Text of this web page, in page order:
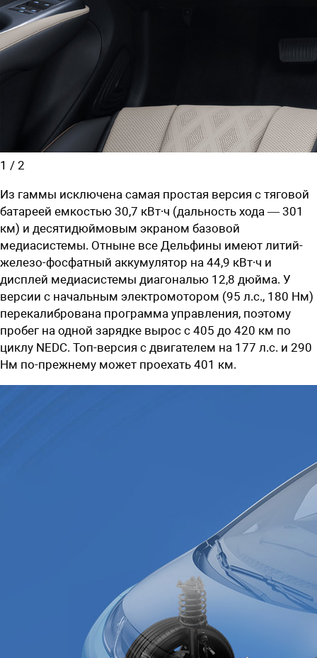
1 / 2
Из гаммы исключена самая простая версия с тяговой
батареей емкостью 30,7 кВт∙ч (дальность хода — 301
км) и десятидюймовым экраном базовой
медиасистемы. Отныне все Дельфины имеют литий-
железо-фосфатный аккумулятор на 44,9 кВт∙ч и
дисплей медиасистемы диагональю 12,8 дюйма. У
версии с начальным электромотором (95 л.с., 180 Нм)
перекалибрована программа управления, поэтому
пробег на одной зарядке вырос с 405 до 420 км по
циклу NEDC. Топ-версия с двигателем на 177 л.с. и 290
Нм по-прежнему может проехать 401 км.